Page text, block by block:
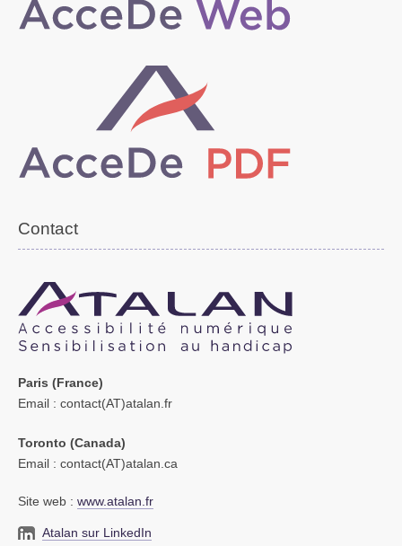
Contact
Paris (France)
Email : contact(AT)atalan.fr
Toronto (Canada)
Email : contact(AT)atalan.ca
Site web : www.atalan.fr
Atalan sur LinkedIn